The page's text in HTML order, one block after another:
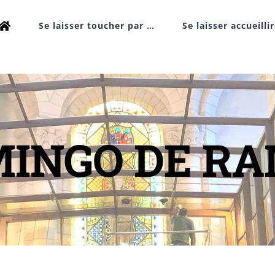
Se laisser toucher par … Se laisser
DE